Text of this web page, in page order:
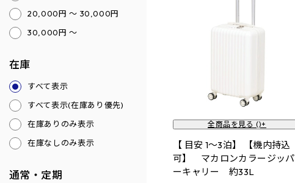
20,000円 ～ 30,000円
30,000円 ～
在庫
すべて表示
すべて表示(在庫あり優先)
在庫ありのみ表示
在庫なしのみ表示
通常・定期
全商品を見る ()+
【 目安 1～3泊】 【機内持込
可】 マカロンカラージッパ
ーキャリー 約33L